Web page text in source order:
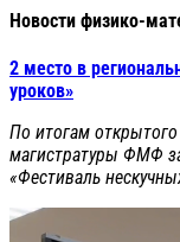
Новости физико-
2 место в
уроков»
По итогам
магистратуры ФМФ
«Фестиваль